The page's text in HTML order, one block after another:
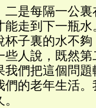
是每隔一公
走到下一瓶
子裏的水不
人說，既然
們把這個問
的老年生活